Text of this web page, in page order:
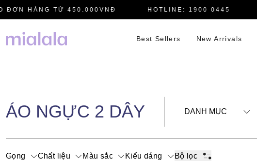
HÀNG TỪ 450.000VNĐ HOTLINE: 1900 0445
Best Sellers New Arrivals
ÁO NGỰC 2 DÂY DANH MỤC
Gọng Chất liệu Màu sắc Kiểu dáng Bộ lọc